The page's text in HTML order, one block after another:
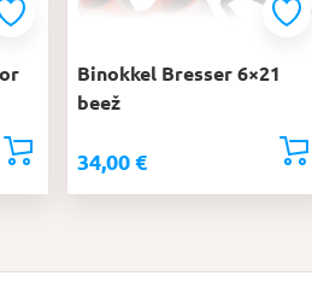
Binokkel Bresser 6×21
beež
34,00 €